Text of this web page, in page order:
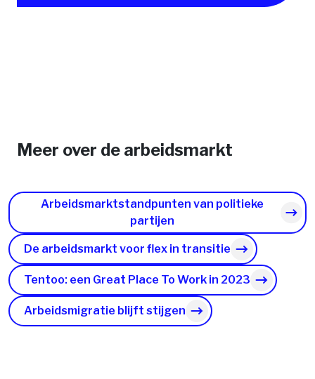
Meer over de arbeidsmarkt
Arbeidsmarktstandpunten van politieke
partijen
De arbeidsmarkt voor flex in transitie
Tentoo: een Great Place To Work in 2023
Arbeidsmigratie blijft stijgen